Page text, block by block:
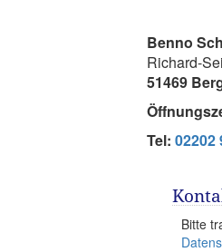
Benno
Richard-
51469
Tel: 02202
Bitte